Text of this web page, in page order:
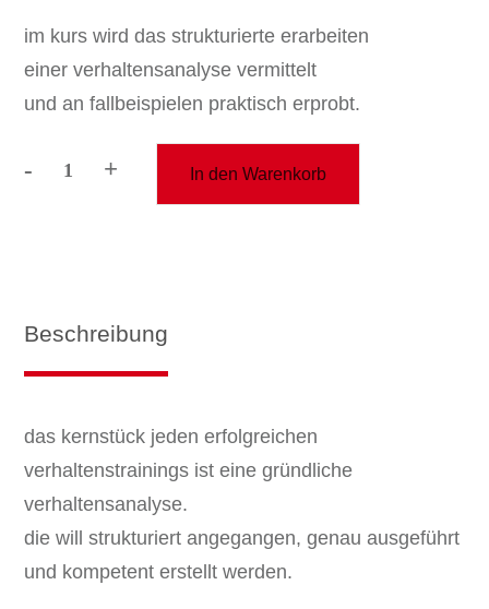
im kurs wird das strukturierte erarbeiten
einer verhaltensanalyse vermittelt
und an fallbeispielen praktisch erprobt.
-trainer-
+ In den Warenkorb
Beschreibung
das kernstück jeden erfolgreichen
verhaltenstrainings ist eine gründliche
verhaltensanalyse.
die will strukturiert angegangen, genau ausgeführt
und kompetent erstellt werden.